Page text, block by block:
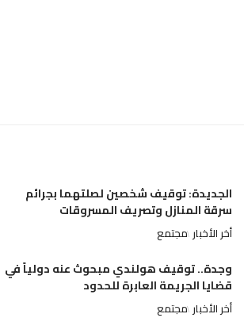
الجديدة: توقيف شخصين لصلتهما بجرائم
سرقة المنازل وتصريف المسروقات
أخر الأخبار مجتمع
وجدة.. توقيف هولندي مبحوث عنه دولياً في
قضايا الجريمة العابرة للحدود
أخر الأخبار مجتمع